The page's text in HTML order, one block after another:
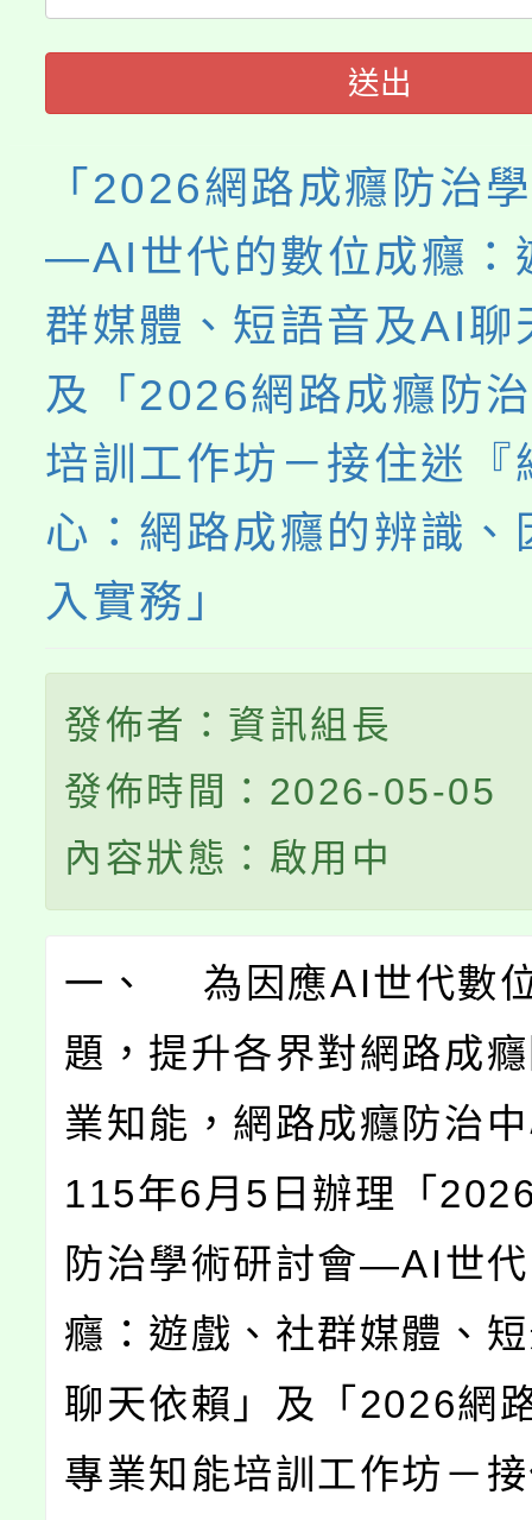
轉知中國文化大學推廣
《TA101》溝通分析基
程，歡迎學生輔導中心
心理、諮商輔導、社會
系所師生報名參加。
送出
「2026網路成癮防治
—AI世代的數位成癮：
群媒體、短語音及AI聊
及「2026網路成癮防
培訓工作坊－接住迷『
心：網路成癮的辨識、
入實務」
發佈者：資訊組長
發佈時間：2026-05-05
內容狀態：啟用中
一、 為因應AI世代數
題，提升各界對網路成
業知能，網路成癮防治
115年6月5日辦理「
防治學術研討會—AI世
癮：遊戲、社群媒體、
聊天依賴」及「2026網
專業知能培訓工作坊－